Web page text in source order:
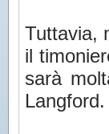
Tuttavia,
il
sarà